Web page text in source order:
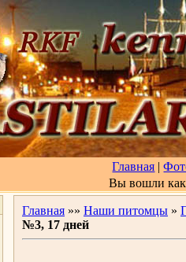
Главная |
Вы вошли
Главная »» Наши питомцы »
№3, 17 дней